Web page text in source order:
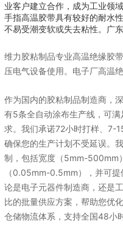
业客户建立合作，成为工业领
手指高温胶带具有较好的耐水
不易受潮变软或失去粘性。广
维力胶粘制品专业高温绝缘胶
压电气设备使用。电子厂高温
作为国内的胶粘制品制造商，
有5条全自动涂布生产线，可
求。我们承诺72小时打样、7-
确保您的生产计划不受延误。
制，包括宽度（5mm-500mm
（0.05mm-0.5mm），并可
论是电子元器件制造商，还是
比的批量供应方案，帮助您优
仓储物流体系，支持全国48小